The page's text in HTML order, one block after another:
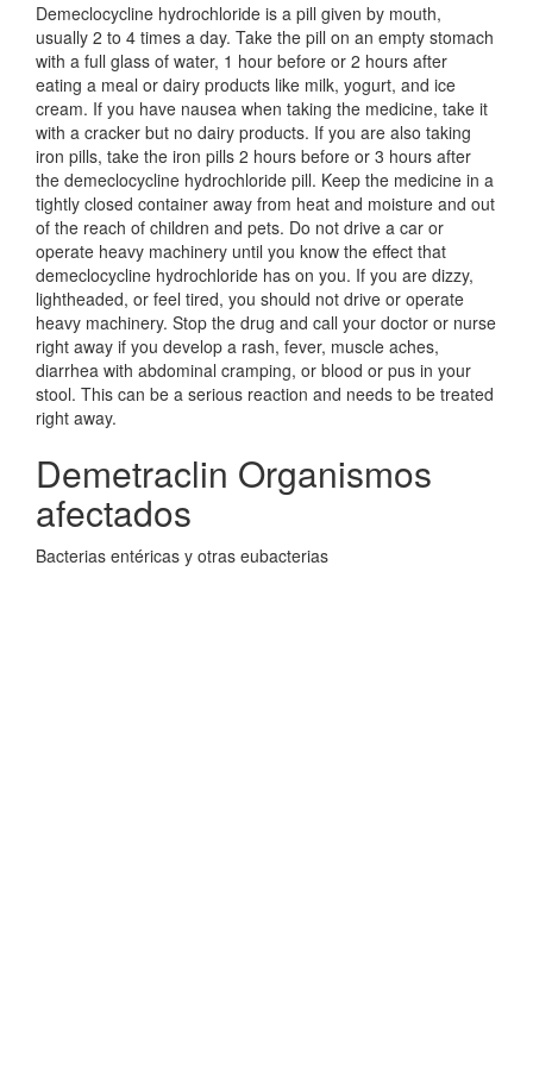
Demeclocycline hydrochloride is a pill given by mouth,
usually 2 to 4 times a day. Take the pill on an empty stomach
with a full glass of water, 1 hour before or 2 hours after
eating a meal or dairy products like milk, yogurt, and ice
cream. If you have nausea when taking the medicine, take it
with a cracker but no dairy products. If you are also taking
iron pills, take the iron pills 2 hours before or 3 hours after
the demeclocycline hydrochloride pill. Keep the medicine in a
tightly closed container away from heat and moisture and out
of the reach of children and pets. Do not drive a car or
operate heavy machinery until you know the effect that
demeclocycline hydrochloride has on you. If you are dizzy,
lightheaded, or feel tired, you should not drive or operate
heavy machinery. Stop the drug and call your doctor or nurse
right away if you develop a rash, fever, muscle aches,
diarrhea with abdominal cramping, or blood or pus in your
stool. This can be a serious reaction and needs to be treated
right away.
Demetraclin Organismos
afectados
Bacterias entéricas y otras eubacterias